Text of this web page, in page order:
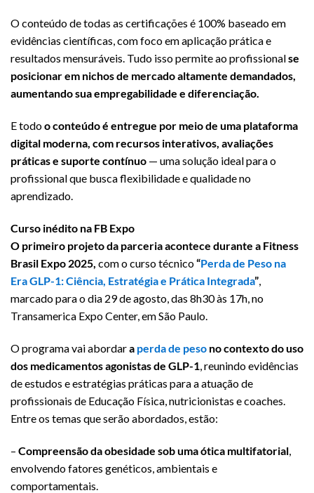
O conteúdo de todas as certificações é 100% baseado em
evidências científicas, com foco em aplicação prática e
resultados mensuráveis. Tudo isso permite ao profissionalse
posicionar em nichos de mercado altamente demandados,
aumentando sua empregabilidade e diferenciação.
E todoo conteúdo é entregue por meio de uma plataforma
digital moderna, com recursos interativos, avaliações
práticas e suporte contínuo — uma solução ideal para o
profissional que busca flexibilidade e qualidade no
aprendizado.
Curso inédito na FB Expo
O primeiro projeto da parceria acontece durante a Fitness
Brasil Expo 2025, com o curso técnico“Perda de Peso na
Era GLP-1: Ciência, Estratégia e Prática Integrada”,
marcado para o dia 29 de agosto, das 8h30 às 17h, no
Transamerica Expo Center, em São Paulo.
O programa vai abordara perda de peso no contexto do uso
dos medicamentos agonistas de GLP-1, reunindo evidências
de estudos e estratégias práticas para a atuação de
profissionais de Educação Física, nutricionistas e coaches.
Entre os temas que serão abordados, estão:
– Compreensão da obesidade sob uma ótica multifatorial
envolvendo fatores genéticos, ambientais e
comportamentais.